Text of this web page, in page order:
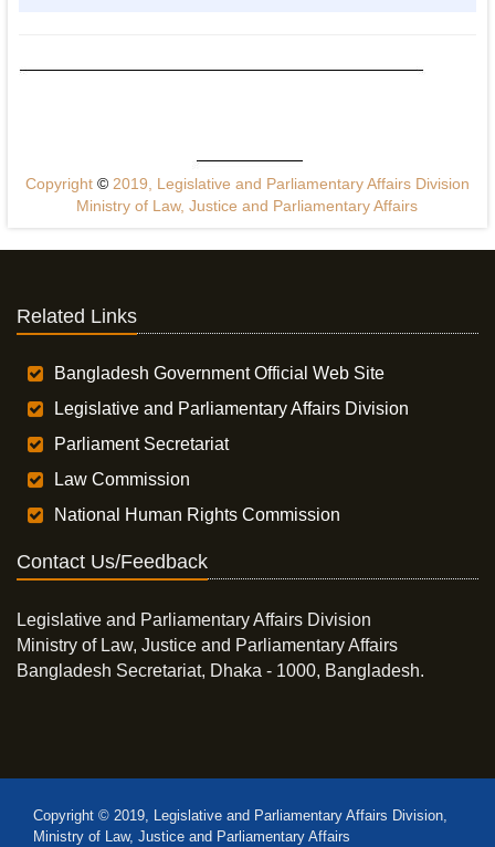
Copyright ©2019, Legislative and Parliamentary Affairs Division
Ministry of Law, Justice and Parliamentary Affairs
Related Links
Bangladesh Government Official Web Site
Legislative and Parliamentary Affairs Division
Parliament Secretariat
Law Commission
National Human Rights Commission
Contact Us/Feedback
Legislative and Parliamentary Affairs Division
Ministry of Law, Justice and Parliamentary Affairs
Bangladesh Secretariat, Dhaka - 1000, Bangladesh.
Copyright © 2019, Legislative and Parliamentary Affairs Division,
Ministry of Law, Justice and Parliamentary Affairs